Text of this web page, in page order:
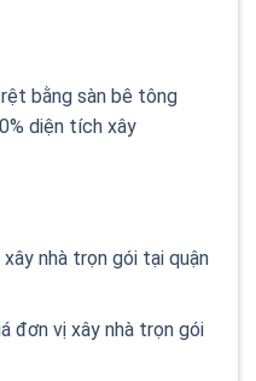
bằng sàn bê tông
diện tích xây
nhà trọn gói tại quận
đơn vị xây nhà trọn gói